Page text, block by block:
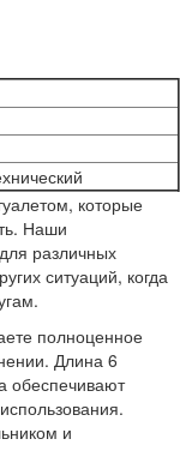
которые
Наши
различных
ситуаций, когда
полноценное
Длина 6
обеспечивают
и